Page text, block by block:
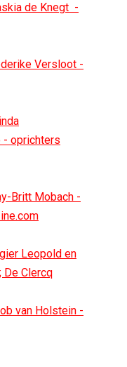
de Knegt -
Versloot -
- oprichters
Britt Mobach -
Leopold en
De Clercq
van Holstein -